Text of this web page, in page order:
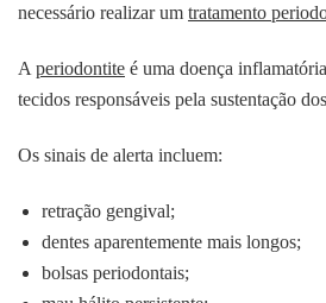
necessário realizar um tratamento
A periodontite é uma doença
tecidos responsáveis pela sustentação
Os sinais de alerta incluem:
retração gengival;
dentes aparentemente mais longos;
bolsas periodontais;